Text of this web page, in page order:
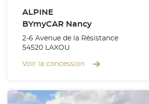
ALPINE
BYmyCAR Nancy
2-6 Avenue de la Résistance
54520 LAXOU
Voir la concession